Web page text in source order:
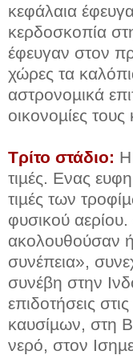
κεφάλαια
κερδοσκοπία
έφευγαν στον
χώρες τα
αστρονοµικά
οικονοµίες τους
Τρίτο στάδιο: Η
τιµές. Ενας
τιµές των
φυσικού
ακολουθούσαν
συνέπεια»,
συνέβη στην
επιδοτήσεις
καυσίµων, στη
νερό, στον